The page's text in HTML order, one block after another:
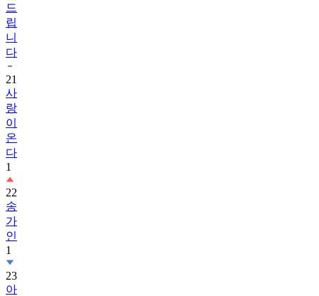
드
립
니
다
21
사
랑
이
온
다
1
22
송
가
인
1
23
아